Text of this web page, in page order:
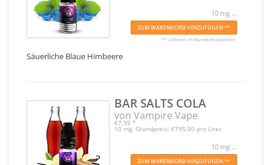
10 mg ...
ZUM WARENKORB HINZUFÜGEN **
** Lieferzeit im Warenkorb beachten
Säuerliche Blaue Himbeere
BAR SALTS COLA
von Vampire Vape
€7,95 *
10 mg, Grundpreis: €795,00 pro Liter
10 mg ...
ZUM WARENKORB HINZUFÜGEN **